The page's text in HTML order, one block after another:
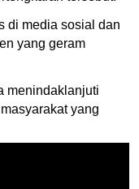
di media sosial dan
yang geram
menindaklanjuti
yang